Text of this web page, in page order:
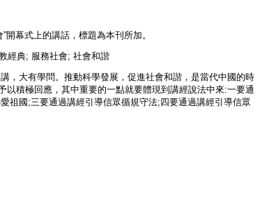
開幕式上的講話，標題為本刊所加。
經典; 服務社會; 社會和諧
，大有學問。推動科學發展，促進社會和諧，是當代中國的時
以積極回應，其中重要的一點就要體現到講經說法中來:一要通
祖國;三要通過講經引導信眾循規守法;四要通過講經引導信眾